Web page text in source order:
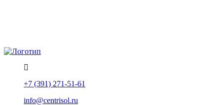
+7 (391) 271-51-61
info@centrisol.ru